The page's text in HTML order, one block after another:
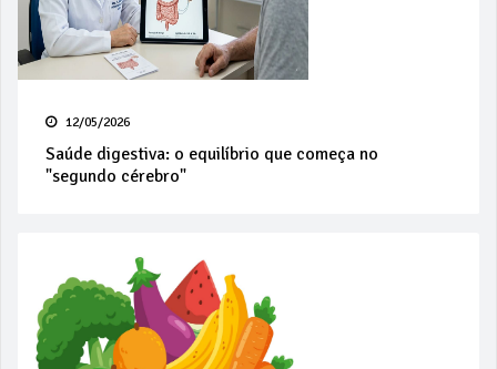
12/05/2026
Saúde digestiva: o equilíbrio que começa no
"segundo cérebro"